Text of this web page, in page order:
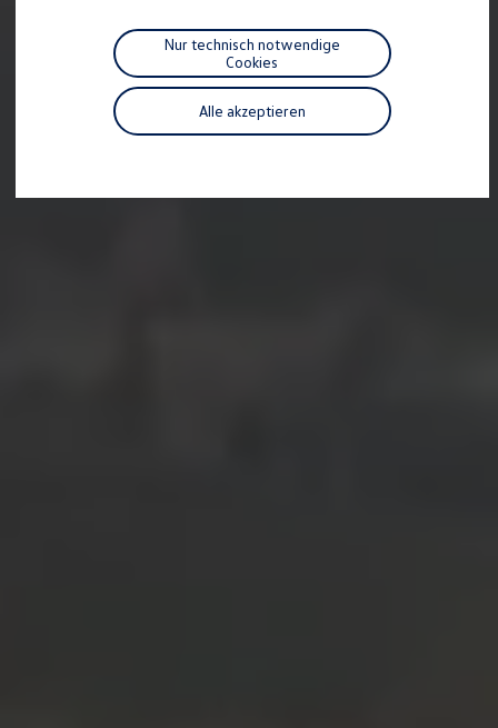
Individualisieren
Wallbox und Ladekabel
Digitale Extras
Dienste für Ihr Modell finden
Volkswagen Apps, Login und Shop
Handy und Fahrzeug verbinden
Vorgängermodelle
Alle akzeptieren
Nur technisch notwendige
Cookies